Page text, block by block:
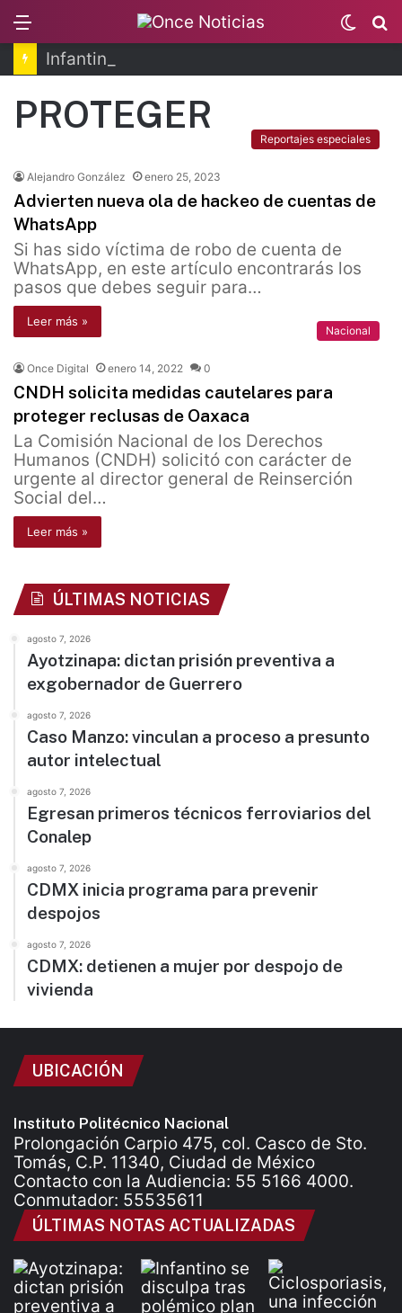
Switch
skin
PROTEGER
Reportajes especiales
Alejandro González enero 25, 2023
Advierten nueva ola de hackeo de cuentas de
WhatsApp
Si has sido víctima de robo de cuenta de
WhatsApp, en este artículo encontrarás los
pasos que debes seguir para…
Leer más »
Nacional
Once Digital enero 14, 2022 0
CNDH solicita medidas cautelares para
proteger reclusas de Oaxaca
La Comisión Nacional de los Derechos
Humanos (CNDH) solicitó con carácter de
urgente al director general de Reinserción
Social del…
Leer más »
ÚLTIMAS NOTICIAS
agosto 7, 2026
Ayotzinapa: dictan prisión preventiva a
exgobernador de Guerrero
agosto 7, 2026
Caso Manzo: vinculan a proceso a presunto
autor intelectual
agosto 7, 2026
Egresan primeros técnicos ferroviarios del
Conalep
agosto 7, 2026
CDMX inicia programa para prevenir
despojos
agosto 7, 2026
CDMX: detienen a mujer por despojo de
vivienda
UBICACIÓN
Instituto Politécnico Nacional
Prolongación Carpio 475, col. Casco de Sto.
Tomás, C.P. 11340, Ciudad de México
Contacto con la Audiencia: 55 5166 4000.
Conmutador: 55535611
ÚLTIMAS NOTAS ACTUALIZADAS